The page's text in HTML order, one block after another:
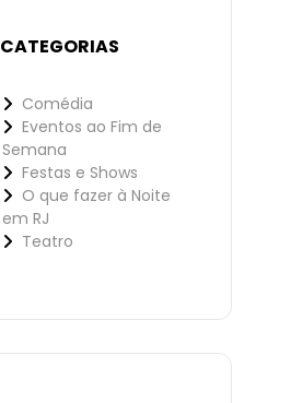
CATEGORIAS
Comédia
Eventos ao Fim de
Semana
Festas e Shows
O que fazer à Noite
em RJ
Teatro